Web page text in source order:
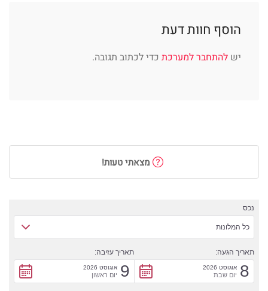
הוסף חוות דעת
יש להתחבר למערכת כדי לכתוב תגובה.
מצאתי טעות!
נכס
כל המלונות
תאריך הגעה:
8 אוגוסט 2026
יום שבת
תאריך עזיבה:
9 אוגוסט 2026
יום ראשון